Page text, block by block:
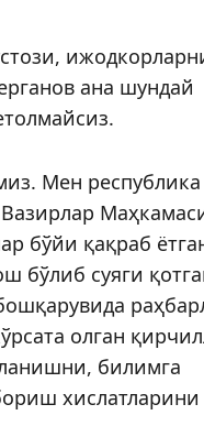
ана шундай
Мен республика
бўйи қақраб
бўлиб суяги
олган
билимга
хислатларини